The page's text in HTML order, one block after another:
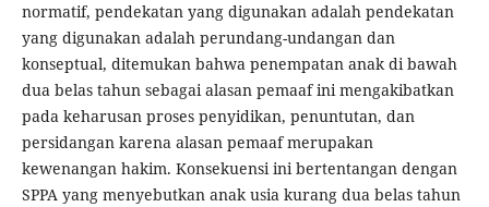
normatif, pendekatan yang digunakan adalah pendekatan
yang digunakan adalah perundang-undangan dan
konseptual, ditemukan bahwa penempatan anak di bawah
dua belas tahun sebagai alasan pemaaf ini mengakibatkan
pada keharusan proses penyidikan, penuntutan, dan
persidangan karena alasan pemaaf merupakan
kewenangan hakim. Konsekuensi ini bertentangan dengan
SPPA yang menyebutkan anak usia kurang dua belas tahun